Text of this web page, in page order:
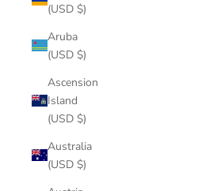
(USD $)
Aruba
(USD $)
Ascension
Island
(USD $)
Australia
(USD $)